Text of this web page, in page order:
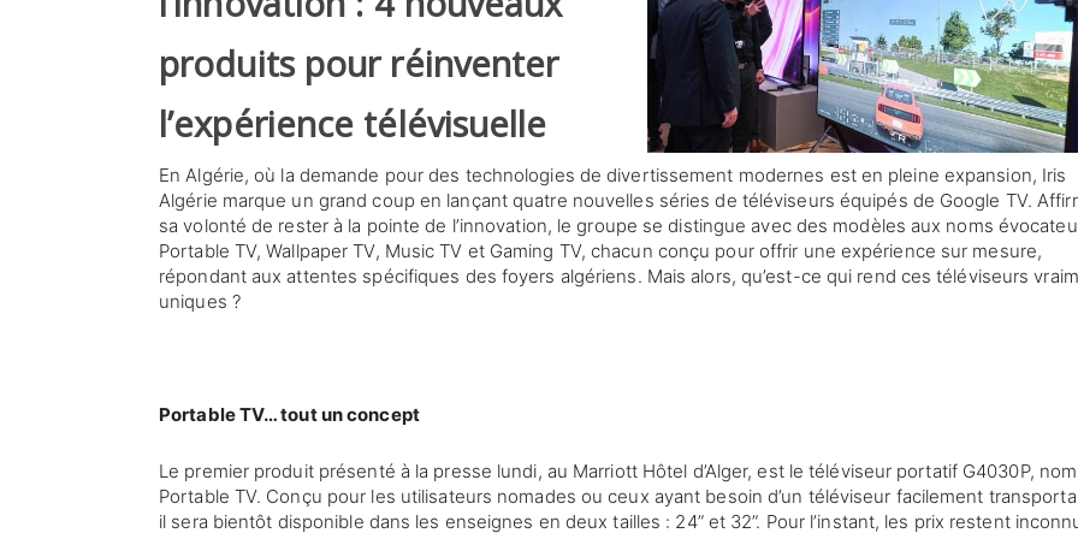
produits pour réinventer
l’expérience télévisuelle
En Algérie, où la demande pour des technologies de divertissement modernes est en pleine expansion, Iris
Algérie marque un grand coup en lançant quatre nouvelles séries de téléviseurs équipés de Google TV.
sa volonté de rester à la pointe de l’innovation, le groupe se distingue avec des modèles aux noms
Portable TV, Wallpaper TV, Music TV et Gaming TV, chacun conçu pour offrir une expérience sur mesure,
répondant aux attentes spécifiques des foyers algériens. Mais alors, qu’est-ce qui rend ces téléviseurs
uniques ?
Portable TV… tout un concept
Le premier produit présenté à la presse lundi, au Marriott Hôtel d’Alger, est le téléviseur portatif G4030P,
Portable TV. Conçu pour les utilisateurs nomades ou ceux ayant besoin d’un téléviseur facilement
il sera bientôt disponible dans les enseignes en deux tailles : 24” et 32”. Pour l’instant, les prix restent